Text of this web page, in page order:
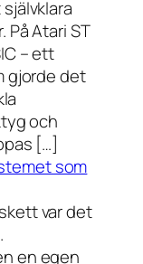
Atari ST
– ett
gjorde det
och
[…]
som
var det
en egen